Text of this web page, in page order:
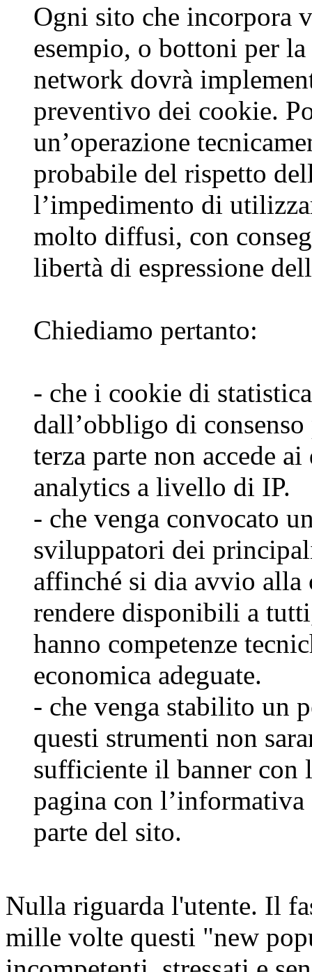
Ogni sito che incorpora
esempio, o bottoni per
network dovrà
preventivo dei cookie.
un’operazione
probabile del rispetto
l’impedimento di
molto diffusi, con
libertà di espressione
Chiediamo pertanto:
- che i cookie di
dall’obbligo di
terza parte non accede
analytics a livello di IP.
- che venga convocato
sviluppatori dei
affinché si dia avvio alla
rendere disponibili a
hanno competenze
economica adeguate.
- che venga stabilito un
questi strumenti non
sufficiente il banner con
pagina con l’informativa
parte del sito.
Nulla riguarda l'utente. Il
mille volte questi "new